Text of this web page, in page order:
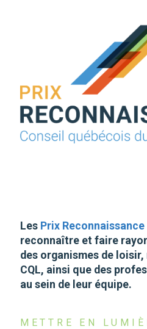
Les Prix
reconnaître et faire
des organismes de loisir,
CQL, ainsi que des
au sein de leur équipe.
METTRE EN